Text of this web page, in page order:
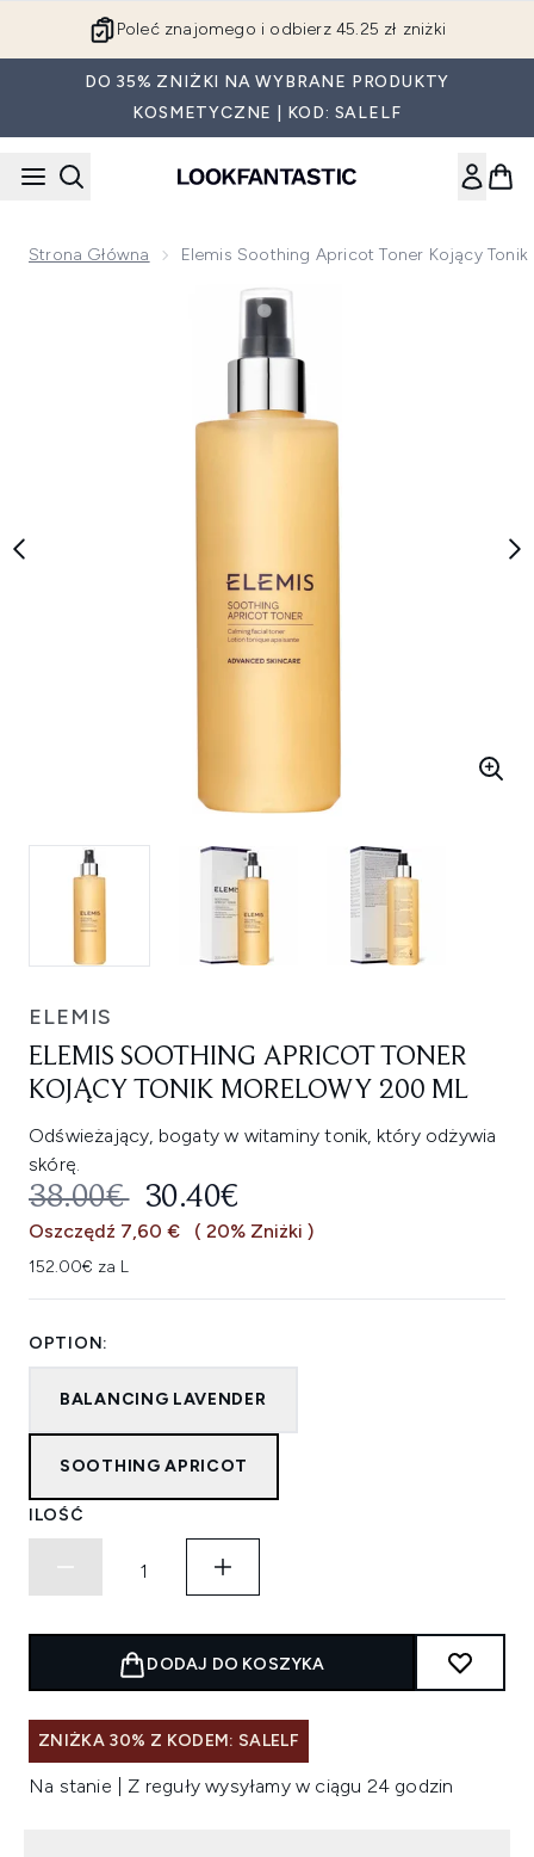
Poleć znajomego i odbierz 45.25 zł zniżki
DO 35% ZNIŻKI NA WYBRANE PRODUKTY
KOSMETYCZNE | KOD: SALELF
Strona Główna Elemis Soothing Apricot Toner Kojący
Now showing image 1 Elemis Soothing Apricot Toner
ELEMIS
ELEMIS SOOTHING APRICOT TONER
KOJĄCY TONIK MORELOWY 200 ML
Odświeżający, bogaty w witaminy tonik, który odżywia
skórę.
SUGEROWANA CENA
38.00€ AKTUALNA CENA:
30.40€
Oszczędź 7,60 € ( 20% Zniżki )
152.00€ za L
OPTION:
BALANCING LAVENDER
SOOTHING APRICOT
ILOŚĆ
DODAJ DO KOSZYKA
ZNIŻKA 30% Z KODEM: SALELF
Na stanie | Z reguły wysyłamy w ciągu 24 godzin